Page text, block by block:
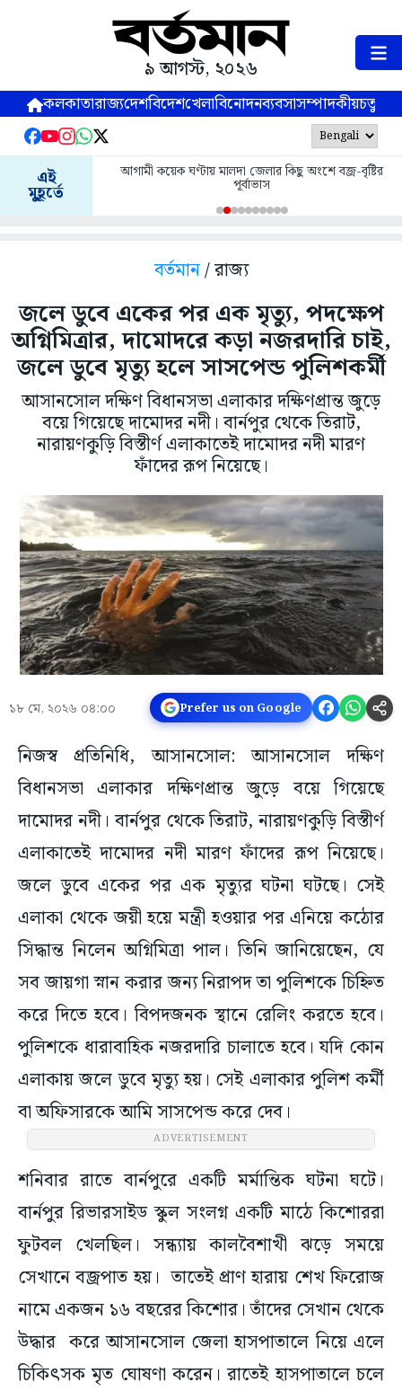
৯ আগস্ট, ২০২৬
কলকাতারাজ্যদেশবিদেশখেলাবিনোদনব্যবসাসম্পাদকীয়
এই
মুহূর্তে
আগামী কয়েক ঘণ্টায় মালদা জেলার কিছু অংশে বজ্র-বৃষ্টির
পূর্বাভাস
বর্তমান/ রাজ্য
জলে ডুবে একের পর এক মৃত্যু, পদক্ষেপ
অগ্নিমিত্রার, দামোদরে কড়া নজরদারি চাই,
জলে ডুবে মৃত্যু হলে সাসপেন্ড পুলিশকর্মী
আসানসোল দক্ষিণ বিধানসভা এলাকার দক্ষিণপ্রান্ত জুড়ে
বয়ে গিয়েছে দামোদর নদী। বার্নপুর থেকে তিরাট,
নারায়ণকুড়ি বিস্তীর্ণ এলাকাতেই দামোদর নদী মারণ
ফাঁদের রূপ নিয়েছে।
১৮ মে, ২০২৬ ০৪:০০ Prefer us on Google
নিজস্ব প্রতিনিধি, আসানসোল: আসানসোল দক্ষিণ
বিধানসভা এলাকার দক্ষিণপ্রান্ত জুড়ে বয়ে গিয়েছে
দামোদর নদী। বার্নপুর থেকে তিরাট, নারায়ণকুড়ি বিস্তীর্ণ
এলাকাতেই দামোদর নদী মারণ ফাঁদের রূপ নিয়েছে।
জলে ডুবে একের পর এক মৃত্যুর ঘটনা ঘটছে। সেই
এলাকা থেকে জয়ী হয়ে মন্ত্রী হওয়ার পর এনিয়ে কঠোর
সিদ্ধান্ত নিলেন অগ্নিমিত্রা পাল। তিনি জানিয়েছেন, যে
সব জায়গা স্নান করার জন্য নিরাপদ তা পুলিশকে চিহ্নিত
করে দিতে হবে। বিপদজনক স্থানে রেলিং করতে হবে।
পুলিশকে ধারাবাহিক নজরদারি চালাতে হবে। যদি কোন
এলাকায় জলে ডুবে মৃত্যু হয়। সেই এলাকার পুলিশ কর্মী
বা অফিসারকে আমি সাসপেন্ড করে দেব।
ADVERTISEMENT
শনিবার রাতে বার্নপুরে একটি মর্মান্তিক ঘটনা ঘটে।
বার্নপুর রিভারসাইড স্কুল সংলগ্ন একটি মাঠে কিশোররা
ফুটবল খেলছিল। সন্ধ্যায় কালবৈশাখী ঝড়ে সময়ে
সেখানে বজ্রপাত হয়। তাতেই প্রাণ হারায় শেখ ফিরোজ
নামে একজন ১৬ বছরের কিশোর। তাঁদের সেখান থেকে
উদ্ধার করে আসানসোল জেলা হাসপাতালে নিয়ে এলে
চিকিৎসক মৃত ঘোষণা করেন। রাতেই হাসপাতালে চলে